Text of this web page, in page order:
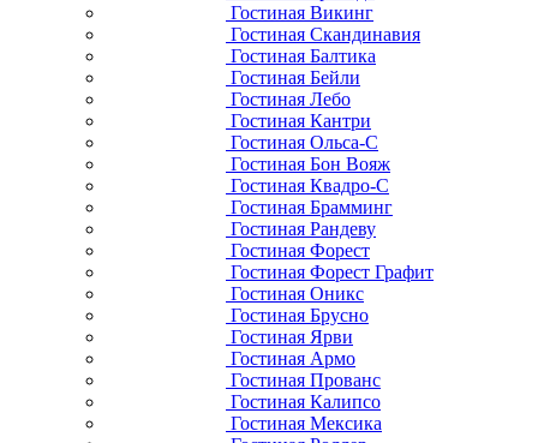
Гостиная Викинг
Гостиная Скандинавия
Гостиная Балтика
Гостиная Бейли
Гостиная Лебо
Гостиная Кантри
Гостиная Ольса-С
Гостиная Бон Вояж
Гостиная Квадро-С
Гостиная Брамминг
Гостиная Рандеву
Гостиная Форест
Гостиная Форест Графит
Гостиная Оникс
Гостиная Брусно
Гостиная Ярви
Гостиная Армо
Гостиная Прованс
Гостиная Калипсо
Гостиная Мексика